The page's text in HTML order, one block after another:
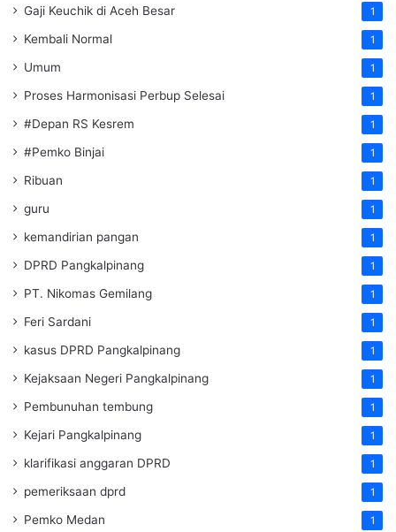
Gaji Keuchik di Aceh Besar 1
Kembali Normal 1
Umum 1
Proses Harmonisasi Perbup Selesai 1
#Depan RS Kesrem 1
#Pemko Binjai 1
Ribuan 1
guru 1
kemandirian pangan 1
DPRD Pangkalpinang 1
PT. Nikomas Gemilang 1
Feri Sardani 1
kasus DPRD Pangkalpinang 1
Kejaksaan Negeri Pangkalpinang 1
Pembunuhan tembung 1
Kejari Pangkalpinang 1
klarifikasi anggaran DPRD 1
pemeriksaan dprd 1
Pemko Medan 1